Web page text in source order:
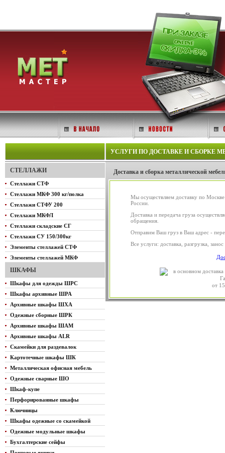
СТЕЛЛАЖИ
Стеллажи СТФ
Стеллажи МКФ 300 кг/полка
Стеллажи СТФУ 200
Стеллажи МКФЛ
Стеллажи складские СГ
Стеллажи СУ 150/300кг
Элементы стеллажей СТФ
Элементы стеллажей МКФ
ШКАФЫ
Шкафы для одежды ШРС
Шкафы архивные ШРА
Архивные шкафы ШХА
Одежные сборные ШРК
Архивные шкафы ШАМ
Архивные шкафы ALR
Скамейки для раздевалок
Картотечные шкафы ШК
Металлическая офисная мебель
Одежные сварные ШО
Шкаф-купе
Перфорированные шкафы
Ключницы
Шкафы одежные со скамейкой
Одежные модульные шкафы
Бухгалтерские сейфы
УСЛУГИ ПО ДОСТАВКЕ И СБОРКЕ
Доставка и сборка металлической
Мы осуществляем доставку по
России.
Доставка и передача груза
обращения.
Отправим Ваш груз в Ваш адрес -
Все услуги: доставка, разгрузка,
от